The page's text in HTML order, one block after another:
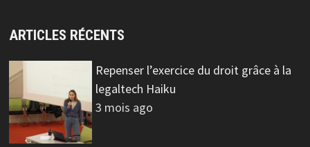
ARTICLES RÉCENTS
Repenser l’exercice du droit grâce à la
legaltech Haiku
3 mois ago